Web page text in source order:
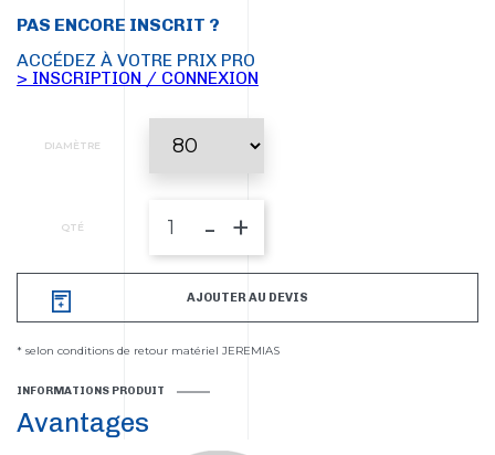
PAS ENCORE INSCRIT ?
ACCÉDEZ À VOTRE PRIX PRO
> INSCRIPTION / CONNEXION
DIAMÈTRE
QTÉ - +
AJOUTER AU DEVIS
* selon conditions de retour matériel JEREMIAS
INFORMATIONS PRODUIT
Avantages